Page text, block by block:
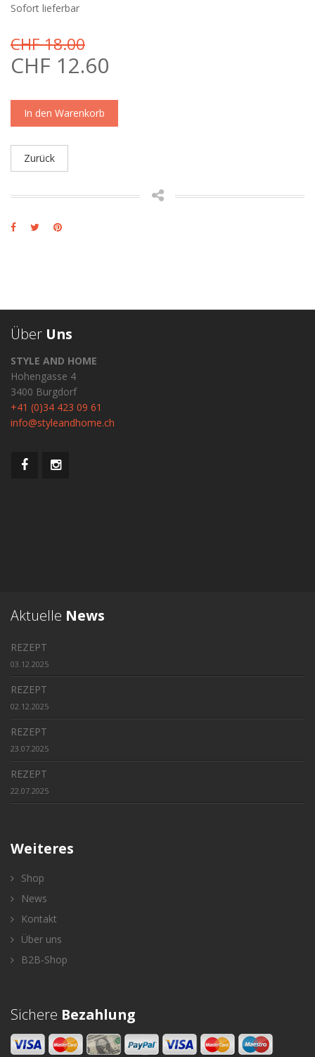
Sofort lieferbar
CHF 18.00
CHF 12.60
In den Warenkorb
Zurück
Über Uns
STYLE AND HOME
Hohengasse 4
3400 Burgdorf
+41 (0)34 423 09 61
info@styleandhome.ch
Aktuelle News
REZEPT
03.12.2025
REZEPT
02.12.2025
REZEPT
23.07.2025
REZEPT
22.07.2025
Weiteres
Shop
News
Kontakt
Über uns
B2B-Shop
Sichere Bezahlung